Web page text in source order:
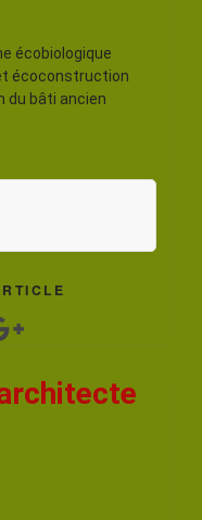
écobiologique
écoconstruction
du bâti ancien